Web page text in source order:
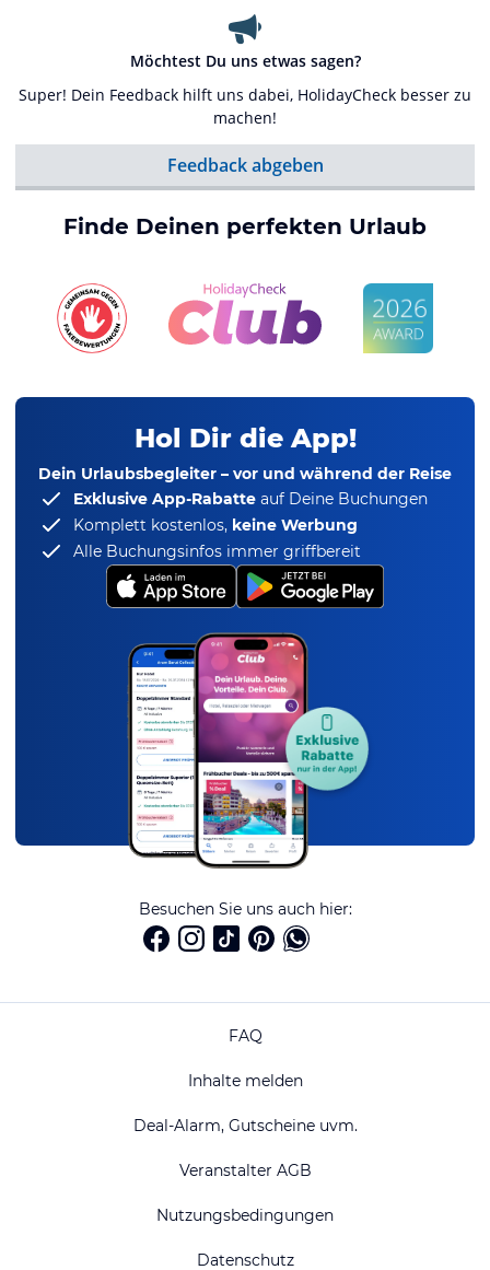
Möchtest Du uns etwas sagen?
Super! Dein Feedback hilft uns dabei, HolidayCheck besser zu
machen!
Feedback abgeben
Finde Deinen perfekten Urlaub
Hol Dir die App!
Dein Urlaubsbegleiter – vor und während der Reise
Exklusive App-Rabatte auf Deine Buchungen
Komplett kostenlos, keine Werbung
Alle Buchungsinfos immer griffbereit
Besuchen Sie uns auch hier:
FAQ
Inhalte melden
Deal-Alarm, Gutscheine uvm.
Veranstalter AGB
Nutzungsbedingungen
Datenschutz